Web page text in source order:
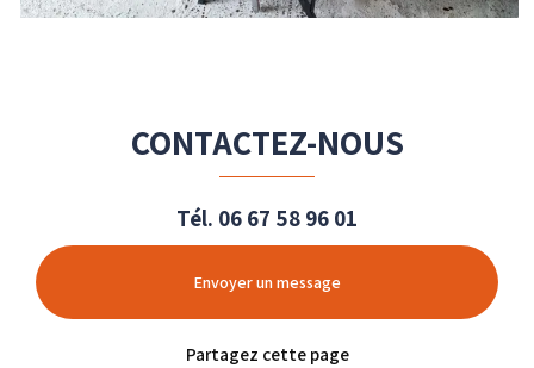
CONTACTEZ-NOUS
Tél. 06 67 58 96 01
Envoyer un message
Partagez cette page